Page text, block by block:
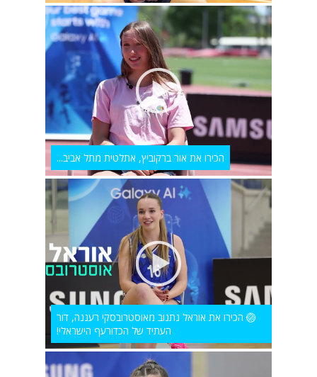
הכירו את אור ברקוביץ, אתלטית מתל אביב...
🏐 הכירו את אוראל נתנוב מאוסטרובסקי רעננה, דור
העתיד של הכדורעף הישראלי!